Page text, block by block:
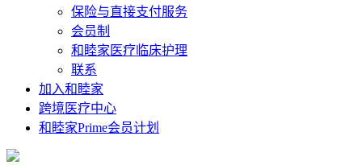
保险与直接支付服务
会员制
和睦家医疗临床护理
联系
加入和睦家
跨境医疗中心
和睦家Prime会员计划